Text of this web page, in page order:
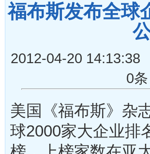
福布斯发布全球
2012-04-20
0
美国《福布斯》杂
球2000家大企业排